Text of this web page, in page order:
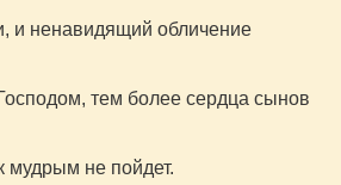
и ненавидящий обличение
тем более сердца сынов
мудрым не пойдет.